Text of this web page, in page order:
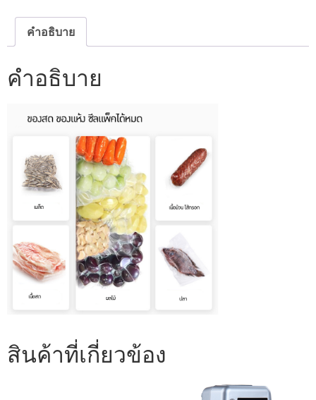
สอง
สวิง
ใช้
งาน
DZD-
400/2SC
คำอธิบาย
คำอธิบาย
สินค้าที่เกี่ยวข้อง